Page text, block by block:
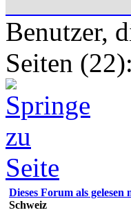
Benutzer,
Seiten (22):
Dieses Forum als gelesen
Schweiz